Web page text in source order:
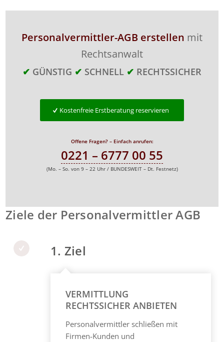
Personalvermittler-AGB erstellen mit
Rechtsanwalt
✔ GÜNSTIG ✔ SCHNELL ✔ RECHTSSICHER
Kostenfreie Erstberatung reservieren
Offene Fragen? – Einfach anrufen:
0221 – 6777 00 55
(Mo. – So. von 9 – 22 Uhr / BUNDESWEIT – Dt. Festnetz)
Ziele der Personalvermittler AGB
1. Ziel
VERMITTLUNG
RECHTSSICHER ANBIETEN
Personalvermittler schließen mit
Firmen-Kunden und